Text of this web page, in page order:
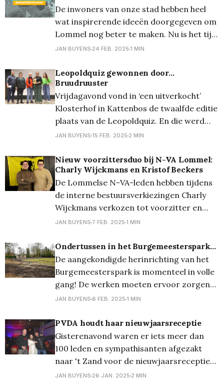
aan de bevolking voorgelegd,
De inwoners van onze stad hebben heel
wat inspirerende ideeën doorgegeven om
Lommel nog beter te maken. Nu is het tijd
om keuzes te maken. Het budget van de
nodigt het stadsbestuur alle Lommelaars
uit om hun prioriteiten aan te geven. Dit
kan tot
JAN BUYENS 24 FEB. 2025 1 MIN
Leopoldquiz gewonnen door…
Bruudruuster
Vrijdagavond vond in ‘een uitverkocht’
Klosterhof in Kattenbos de twaalfde editie
plaats van de Leopoldquiz. En die werd
gewonnnen door… Bruudruuster, dat zich
Mendèt? en FC Mulders. De Leopoldquiz,
een organisatie van de Vriendenkring van
de Koning Leopoldlaan, begon met een
eerbetoon
JAN BUYENS 15 FEB. 2025 2 MIN
Nieuw voorzittersduo bij N-VA Lommel:
Charly Wijckmans en Kristof Beckers
De Lommelse N-VA-leden hebben tijdens
de interne bestuursverkiezingen Charly
Wijckmans verkozen tot voorzitter en
Kristof Beckers tot ondervoorzitter. Met
belangrijke stap in de verdere uitbouw van
een sterke oppositie en een duidelijke visie
voor de toekomst van Lommel. Charly
Wijckmans neemt
JAN BUYENS 7 FEB. 2025 1 MIN
Ondertussen in het Burgemeesterspark...
De aangekondigde herinrichting van het
Burgemeesterspark is momenteel in volle
gang! De werken moeten ervoor zorgen
dat het park in de toekomst nog mooier
bomen en perkjes, een herinrichting van
de grasvelden en paden en een opener
uitstraling door de afbraak van een
JAN BUYENS 6 FEB. 2025 1 MIN
PVDA houdt haar nieuwjaarsreceptie
Gisterenavond waren er iets meer dan
100 leden en sympathisanten afgezakt
naar 't Zand voor de nieuwjaarsreceptie
van de PVDA. Na een traktatie op een
JAN BUYENS 26 JAN. 2025 2 MIN